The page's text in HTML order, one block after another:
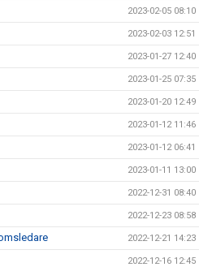
2023-02-05 08:10
2023-02-03 12:51
2023-01-27 12:40
2023-01-25 07:35
2023-01-20 12:49
2023-01-12 11:46
2023-01-12 06:41
2023-01-11 13:00
2022-12-31 08:40
2022-12-23 08:58
2022-12-21 14:23
2022-12-16 12:45